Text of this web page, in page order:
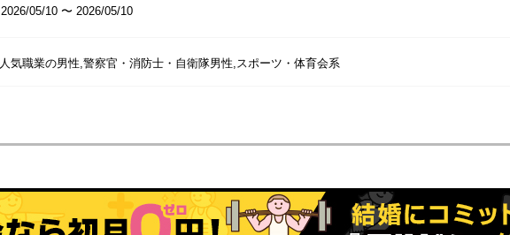
2026/05/10 〜 2026/05/10
人気職業の男性,警察官・消防士・自衛隊男性,スポーツ・体育会系